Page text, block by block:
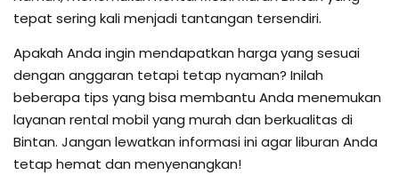
tepat sering kali menjadi tantangan tersendiri.
Apakah Anda ingin mendapatkan harga yang sesuai
dengan anggaran tetapi tetap nyaman? Inilah
beberapa tips yang bisa membantu Anda menemukan
layanan rental mobil yang murah dan berkualitas di
Bintan. Jangan lewatkan informasi ini agar liburan Anda
tetap hemat dan menyenangkan!